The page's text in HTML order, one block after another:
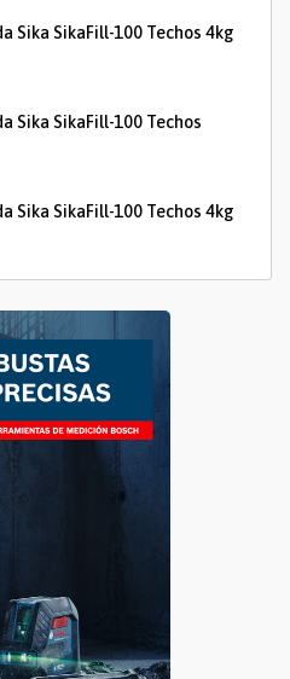
Sika SikaFill-100 Techos 4kg
Sika SikaFill-100 Techos
Sika SikaFill-100 Techos 4kg